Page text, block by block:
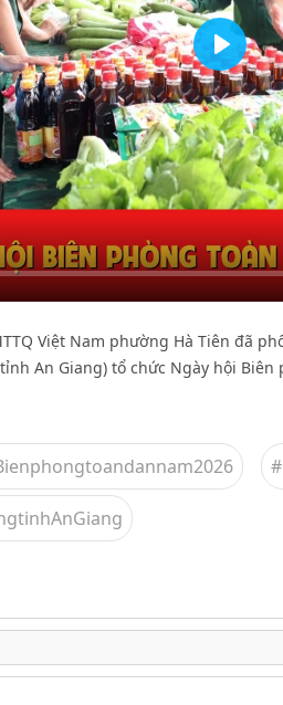
Play
Việt Nam phường Hà Tiên đã
An Giang) tổ chức Ngày hội